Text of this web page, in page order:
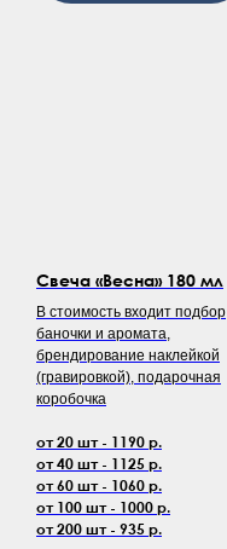
Свеча «Весна» 180 мл
В стоимость входит подбор
баночки и аромата,
брендирование наклейкой
(гравировкой), подарочная
коробочка
от 20 шт - 1190 р.
от 40 шт - 1125 р.
от 60 шт - 1060 р.
от 100 шт - 1000 р.
от 200 шт - 935 р.